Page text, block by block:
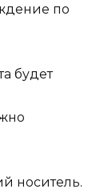
по
носитель.